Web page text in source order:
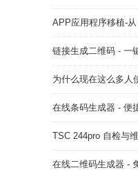
APP应用程序移植-
链接生成二维码 - 一
为什么现在这么多人
TSC 244pro 自检与
在线二维码生成器 -